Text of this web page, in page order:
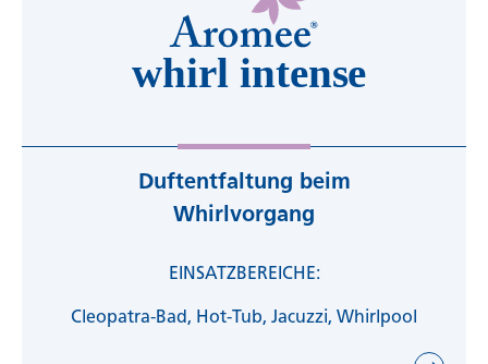
Duftentfaltung beim
Whirlvorgang
EINSATZBEREICHE:
Cleopatra-Bad, Hot-Tub, Jacuzzi, Whirlpool